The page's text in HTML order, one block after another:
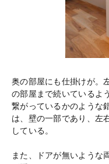
奥の部屋にも仕掛けが。
の部屋まで続いているよ
繋がっているかのような
は、壁の一部であり、左
している。
また、ドアが無いような